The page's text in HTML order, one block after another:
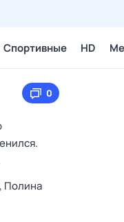
Спортивные HD
0
Полина